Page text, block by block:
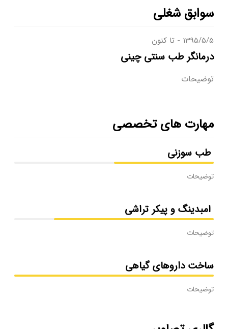
سوابق شغلی
1395/5/5 تا کنون
درمانگر طب سنتی چینی
توضیحات
مهارت های تخصصی
طب سوزنی
توضیحات
امبدینگ و پیکر تراشی
توضیحات
ساخت داروهای گیاهی
توضیحات